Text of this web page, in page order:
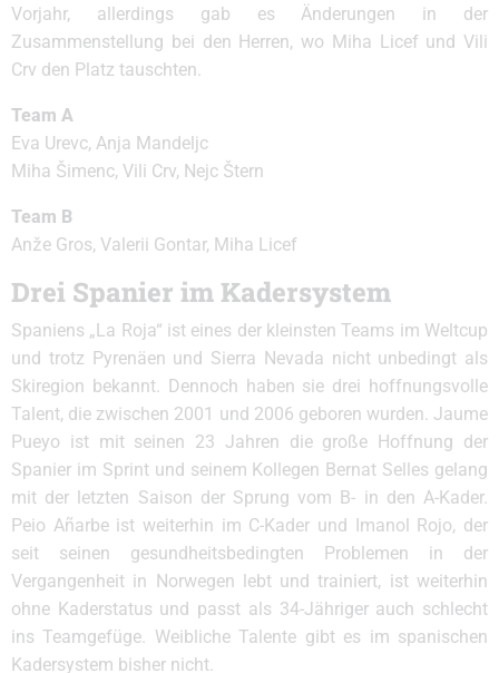
Vorjahr, allerdings gab es Änderungen in der
Zusammenstellung bei den Herren, wo Miha Licef und Vili
Crv den Platz tauschten.
Team A
Eva Urevc, Anja Mandeljc
Miha Šimenc, Vili Crv, Nejc Štern
Team B
Anže Gros, Valerii Gontar, Miha Licef
Drei Spanier im Kadersystem
Spaniens „La Roja“ ist eines der kleinsten Teams im Weltcup
und trotz Pyrenäen und Sierra Nevada nicht unbedingt als
Skiregion bekannt. Dennoch haben sie drei hoffnungsvolle
Talent, die zwischen 2001 und 2006 geboren wurden. Jaume
Pueyo ist mit seinen 23 Jahren die große Hoffnung der
Spanier im Sprint und seinem Kollegen Bernat Selles gelang
mit der letzten Saison der Sprung vom B- in den A-Kader.
Peio Añarbe ist weiterhin im C-Kader und Imanol Rojo, der
seit seinen gesundheitsbedingten Problemen in der
Vergangenheit in Norwegen lebt und trainiert, ist weiterhin
ohne Kaderstatus und passt als 34-Jähriger auch schlecht
ins Teamgefüge. Weibliche Talente gibt es im spanischen
Kadersystem bisher nicht.